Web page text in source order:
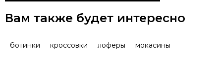
Вам также будет интересно
ботинки кроссовки лоферы мокасины